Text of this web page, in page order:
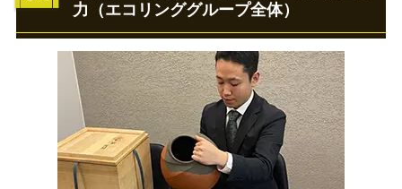
力（エコリンググループ全体）